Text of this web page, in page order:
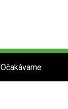
Očakávame